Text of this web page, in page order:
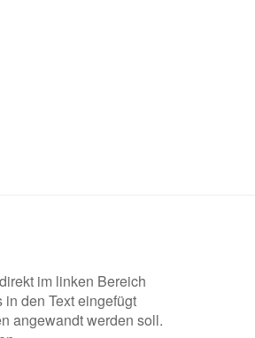
im linken Bereich
den Text eingefügt
angewandt werden soll.